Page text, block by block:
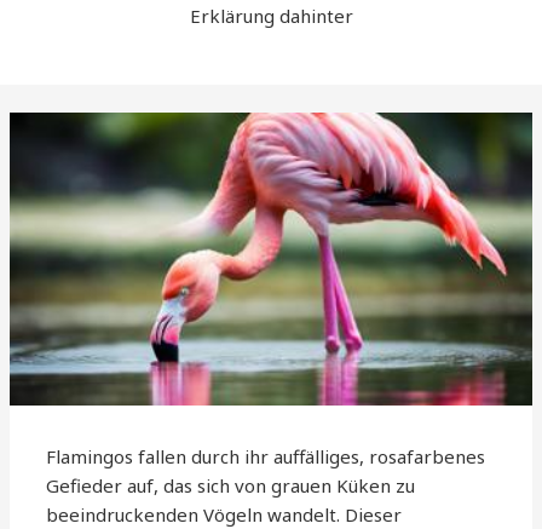
Erklärung dahinter
Flamingos fallen durch ihr auffälliges, rosafarbenes
Gefieder auf, das sich von grauen Küken zu
beeindruckenden Vögeln wandelt. Dieser